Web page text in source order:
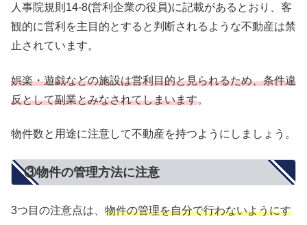
人事院規則14-8(営利企業の役員)に記載があるとおり、客
観的に営利を主目的とすると判断されるような不動産は禁
止されています。
娯楽・遊戯などの施設は営利目的と見られるため、条件違
反として副業とみなされてしまいます。
物件数と用途に注意して不動産を持つようにしましょう。
③物件の管理方法に注意
3つ目の注意点は、 物件の管理を自分で行わないようにす